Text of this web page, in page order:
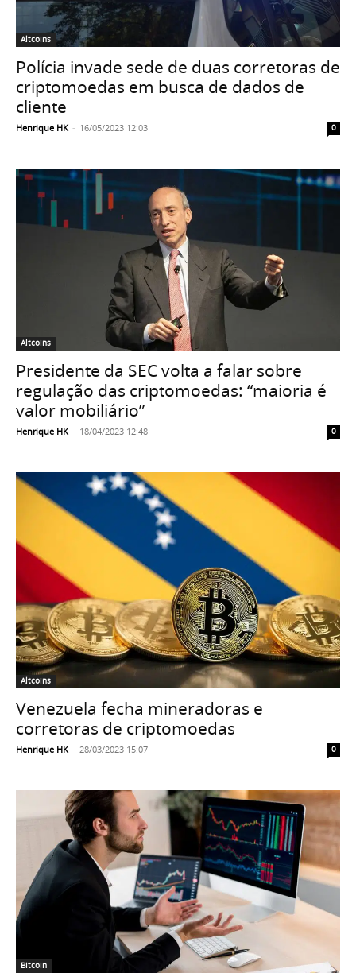
Altcoins
Polícia invade sede de duas corretoras de
criptomoedas em busca de dados de
cliente
Henrique HK - 16/05/2023 12:03 0
Altcoins
Presidente da SEC volta a falar sobre
regulação das criptomoedas: “maioria é
valor mobiliário”
Henrique HK - 18/04/2023 12:48 0
Altcoins
Venezuela fecha mineradoras e
corretoras de criptomoedas
Henrique HK - 28/03/2023 15:07 0
Bitcoin